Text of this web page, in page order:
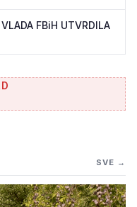
FBiH UTVRDILA
SVE →